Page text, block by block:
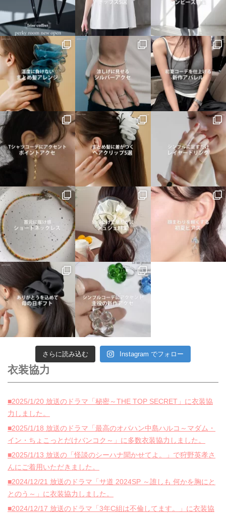
さらに読み込む Instagram でフォロー
衣装協力
■2025/1/20 放送のドラマ「秘密～THE TOP SECRET」に衣装協
力しました。
■2025/1/18 放送のドラマ「最高のオバハン中島ハルコ～マダム・
イン・ちょこっとだけバンコク～」に多数衣装協力しました。
■2025/1/13 放送の「怪談のシーハナ聞かせてよ。」で狩野英孝さ
んにご着用いただきました。
■2024/12/21 放送のドラマ「サ道 2024SP ～誰しも 何かを胸にと
とのう～」に衣装協力しました。
■2024/12/17 放送のドラマ「3年C組は不倫してます。」に衣装協